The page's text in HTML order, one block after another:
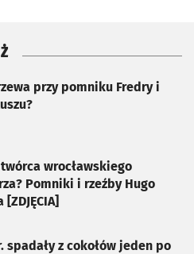
przy pomniku Fredry i
wrocławskiego
Pomniki i rzeźby Hugo
spadały z cokołów jeden po